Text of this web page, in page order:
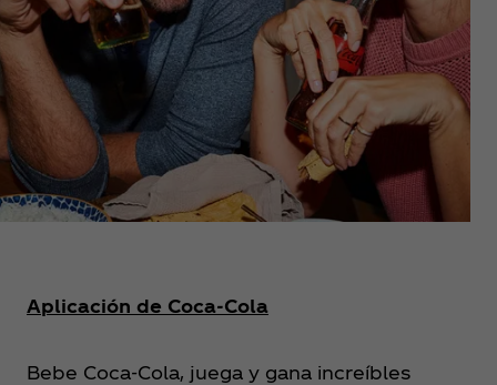
Aplicación de Coca‑Cola
Bebe Coca‑Cola, juega y gana increíbles